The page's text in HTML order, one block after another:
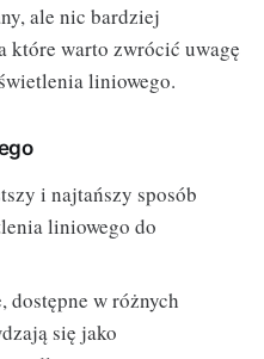
ale nic bardziej
które warto zwrócić uwagę
liniowego.
i najtańszy sposób
liniowego do
dostępne w różnych
się jako